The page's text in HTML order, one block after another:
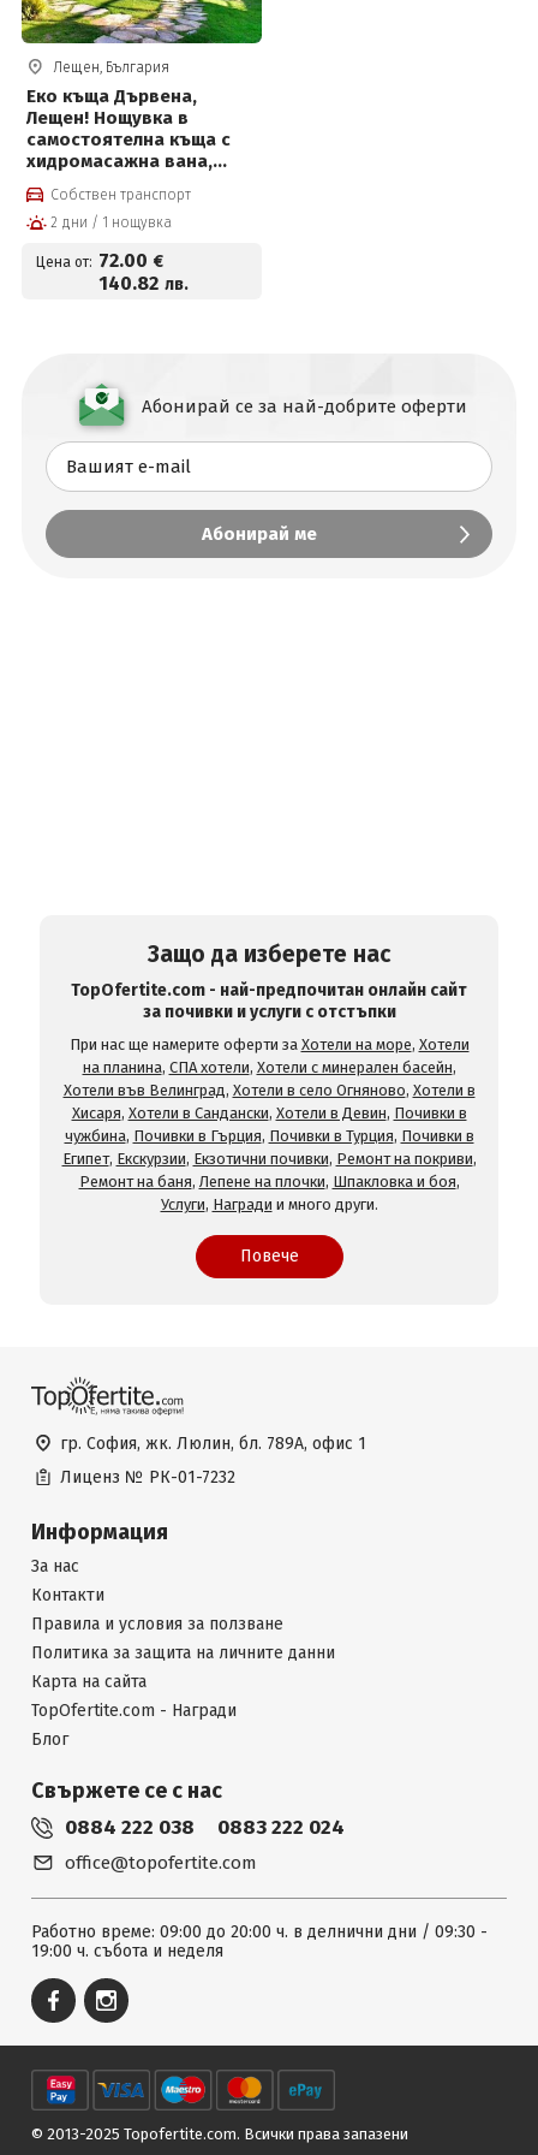
Лещен, България
Еко къща Дървена,
Лещен! Нощувка в
самостоятелна къща с
хидромасажна вана,
камина, кухненски бокс
на цени от 72 € на човек
Собствен транспорт
2 дни / 1 нощувка
Цена от: 72.00 €
140.82 лв.
Абонирай се за най-добрите оферти
Защо да изберете нас
TopOfertite.com - най-предпочитан онлайн сайт
за почивки и услуги с отстъпки
При нас ще намерите оферти за Хотели на море, Хотели
на планина, СПА хотели, Хотели с минерален басейн,
Хотели във Велинград, Хотели в село Огняново, Хотели в
Хисаря, Хотели в Сандански, Хотели в Девин, Почивки в
чужбина, Почивки в Гърция, Почивки в Турция, Почивки в
Египет, Екскурзии, Екзотични почивки, Ремонт на покриви,
Ремонт на баня, Лепене на плочки, Шпакловка и боя,
Услуги, Награди и много други.
Повече
гр. София, жк. Люлин, бл. 789А, офис 1
Лиценз № РК-01-7232
Информация
За нас
Контакти
Правила и условия за ползване
Политика за защита на личните данни
Карта на сайта
TopOfertite.com - Награди
Блог
Свържете се с нас
0884 222 038 0883 222 024
office@topofertite.com
Работно време: 09:00 до 20:00 ч. в делнични дни / 09:30 -
19:00 ч. събота и неделя
© 2013-2025 Topofertite.com. Всички права запазени